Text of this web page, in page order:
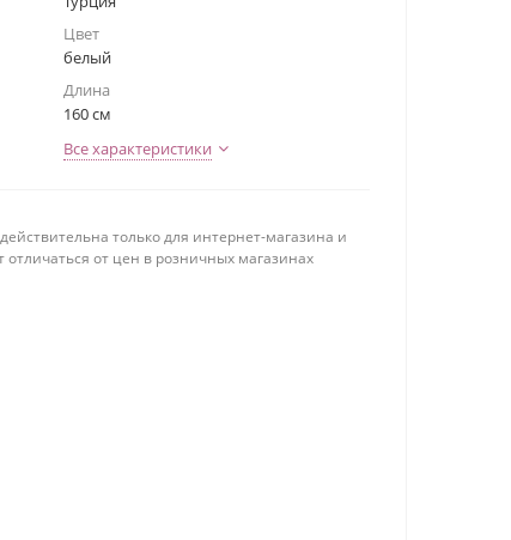
Цвет
белый
Длина
160 см
Все характеристики
только для интернет-магазина и
отличаться от цен в розничных магазинах